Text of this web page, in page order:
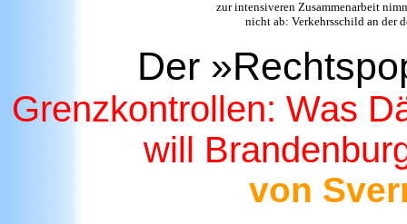
zur intensiveren Zusammenarbeit
nicht ab: Verkehrsschild an der
Der
Grenzkontrollen: Was
will
von